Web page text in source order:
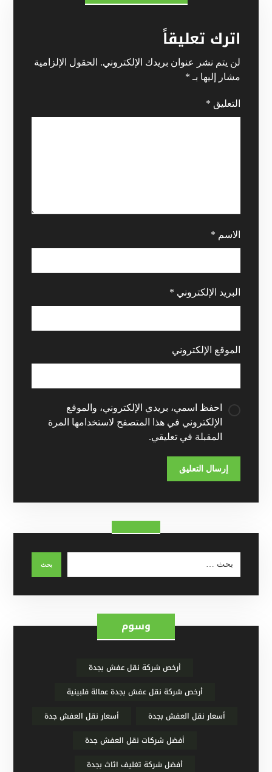
اترك تعليقاً
لن يتم نشر عنوان بريدك الإلكتروني. الحقول الإلزامية
مشار إليها بـ *
التعليق *
الاسم *
البريد الإلكتروني *
الموقع الإلكتروني
احفظ اسمي، بريدي الإلكتروني، والموقع
الإلكتروني في هذا المتصفح لاستخدامها المرة
المقبلة في تعليقي.
وسوم
أرخص شركة نقل عفش بجدة
أرخص شركة نقل عفش بجدة عمالة فلبينية
أسعار نقل العفش بجدة
أسعار نقل العفش جدة
أفضل شركات نقل العفش جدة
أفضل شركة تغليف اثاث بجدة